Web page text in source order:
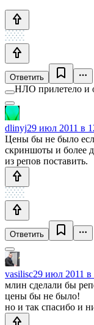
Ответить
НЛО прилетело и
dlinyj29 июл 2011 в
Цены бы не было
скриншоты и более
из репов поставить.
Ответить
vasilisc29 июл 2011 в
млин сделали бы
цены бы не было!
но и так спасибо и